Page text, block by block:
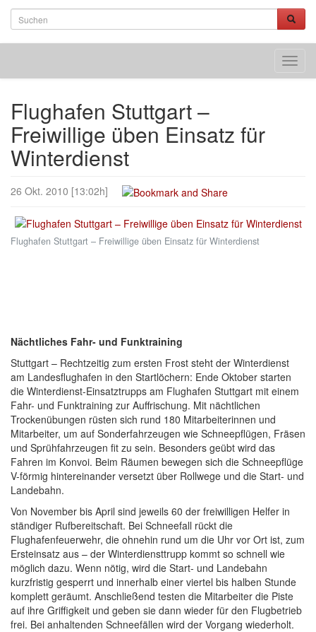
Flughafen Stuttgart –
Freiwillige üben Einsatz für
Winterdienst
26 Okt. 2010 [13:02h]
Flughafen Stuttgart – Freiwillige üben Einsatz für Winterdienst
Nächtliches Fahr- und Funktraining
Stuttgart – Rechtzeitig zum ersten Frost steht der Winterdienst
am Landesflughafen in den Startlöchern: Ende Oktober starten
die Winterdienst-Einsatztrupps am Flughafen Stuttgart mit einem
Fahr- und Funktraining zur Auffrischung. Mit nächtlichen
Trockenübungen rüsten sich rund 180 Mitarbeiterinnen und
Mitarbeiter, um auf Sonderfahrzeugen wie Schneepflügen, Fräsen
und Sprühfahrzeugen fit zu sein. Besonders geübt wird das
Fahren im Konvoi. Beim Räumen bewegen sich die Schneepflüge
V-förmig hintereinander versetzt über Rollwege und die Start- und
Landebahn.
Von November bis April sind jeweils 60 der freiwilligen Helfer in
ständiger Rufbereitschaft. Bei Schneefall rückt die
Flughafenfeuerwehr, die ohnehin rund um die Uhr vor Ort ist, zum
Ersteinsatz aus – der Winterdiensttrupp kommt so schnell wie
möglich dazu. Wenn nötig, wird die Start- und Landebahn
kurzfristig gesperrt und innerhalb einer viertel bis halben Stunde
komplett geräumt. Anschließend testen die Mitarbeiter die Piste
auf ihre Griffigkeit und geben sie dann wieder für den Flugbetrieb
frei. Bei anhaltenden Schneefällen wird der Vorgang wiederholt.